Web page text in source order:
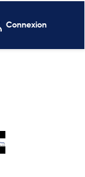
Connexion